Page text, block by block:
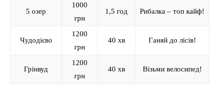
5 озер
1000
грн
1,5 год Рибалка – топ кайф!
Чудодієво
1200
грн
40 хв Ганяй до лісів!
Грінвуд
1200
грн
40 хв Візьми велосипед!